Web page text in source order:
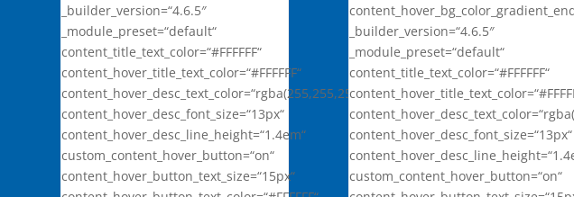
_builder_version=“4.6.5″
_module_preset=“default“
content_title_text_color=“#FFFFFF“
content_hover_title_text_color=“#FFFFFF“
content_hover_desc_text_color=“rgba(255,255,255,0.7)“
content_hover_desc_font_size=“13px“
content_hover_desc_line_height=“1.4em“
custom_content_hover_button=“on“
content_hover_button_text_size=“15px“
_builder_version=“4.6.5″
_module_preset=“default“
content_title_text_color=“#FFFFFF“
content_hover_desc_font_size=“13px“
custom_content_hover_button=“on“